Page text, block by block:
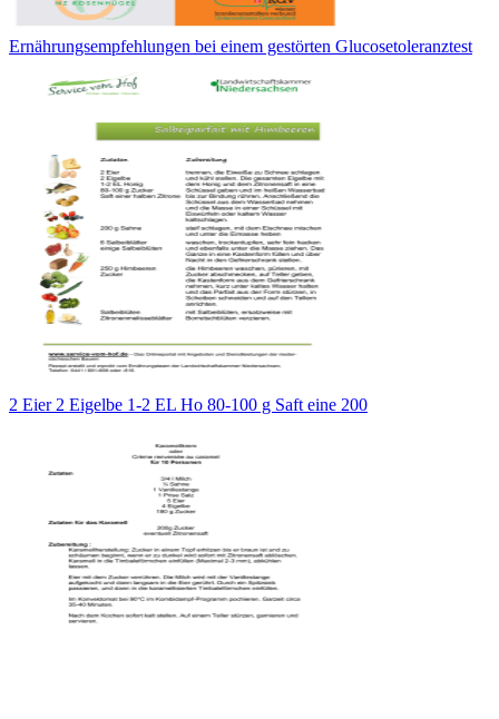
Ernährungsempfehlungen bei einem gestörten Glucosetoleranztest
2 Eier 2 Eigelbe 1-2 EL Ho 80-100 g Saft eine 200